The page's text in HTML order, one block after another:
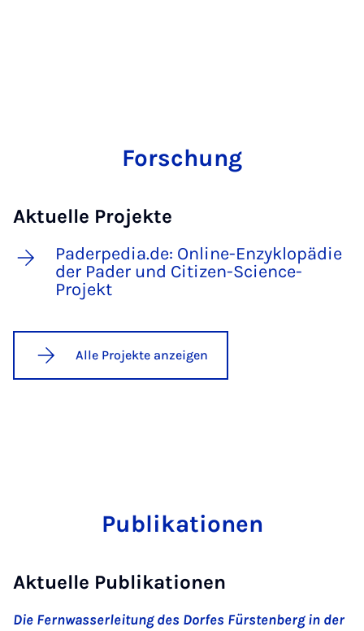
Forschung
Aktuelle Projekte
Paderpedia.de: Online-Enzyklopädie
der Pader und Citizen-Science-
Projekt
Alle Projekte anzeigen
Publikationen
Aktuelle Publikationen
Die Fernwasserleitung des Dorfes Fürstenberg in der